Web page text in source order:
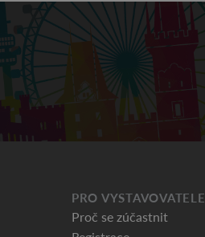
PRO VYSTAVOVATELE
Proč se zúčastnit